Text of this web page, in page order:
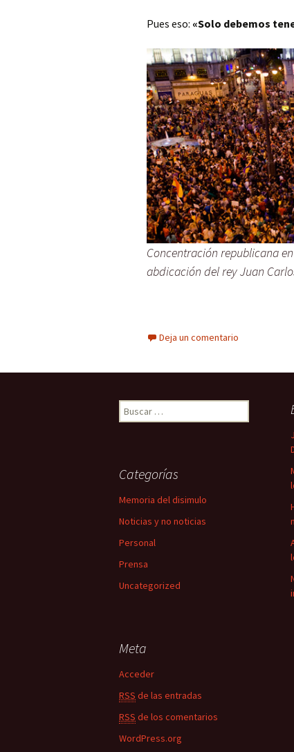
Pues eso: «Solo debemos
Concentración republicana
abdicación del rey Juan
Deja un comentario
B
u
r
:
Categorías
Memoria del disimulo
Noticias y no noticias
Personal
Prensa
Uncategorized
Meta
Acceder
RSS de las entradas
RSS de los comentarios
WordPress.org